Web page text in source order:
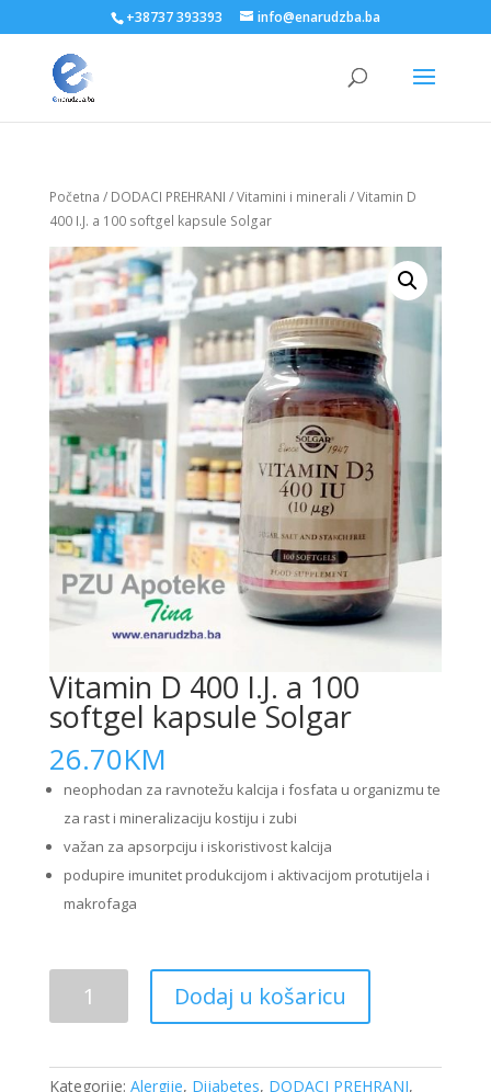
+38737 393393 info@enarudzba.ba
Početna / DODACI PREHRANI /Vitamini i minerali / Vitamin D
400 I.J. a 100 softgel kapsule Solgar
Vitamin D 400 I.J. a 100
softgel kapsule Solgar
26.70KM
neophodan za ravnotežu kalcija i fosfata u organizmu te
za rast i mineralizaciju kostiju i zubi
važan za apsorpciju i iskoristivost kalcija
podupire imunitet produkcijom i aktivacijom protutijela i
makrofaga
400
a
Dodaj u košaricu
Kategorije: Alergije, Dijabetes, DODACI PREHRANI,